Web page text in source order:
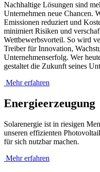
Nachhaltige Lösungen sind
Unternehmen neue Chancen.
Emissionen reduziert und
minimiert Risiken und
Wettbewerbsvorteil. So wird
Treiber für Innovation,
Unternehmenserfolg. Wer
gestaltet die Zukunft seines
Mehr erfahren
Energie­erzeugung
Solarenergie ist in riesigen
unseren effizienten
für sich nutzbar machen.
Mehr erfahren